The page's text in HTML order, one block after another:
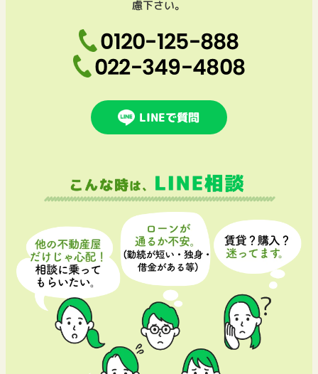
慮下さい。
0120-125-888
022-349-4808
LINEで質問